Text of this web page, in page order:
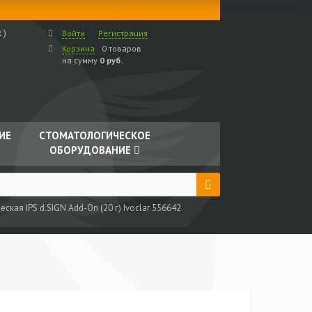
) Войти
Регистрация
Корзина
0 товаров
на сумму 0 руб.
СТОМАТОЛОГИЧЕСКОЕ
ОБОРУДОВАНИЕ
IPS d.SIGN Add-On (20 г) Ivoclar 556642